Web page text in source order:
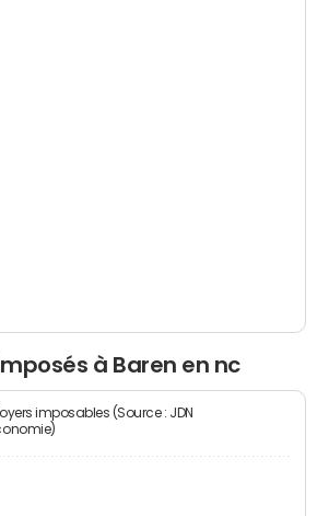
à Baren en nc
imposables (Source : JDN